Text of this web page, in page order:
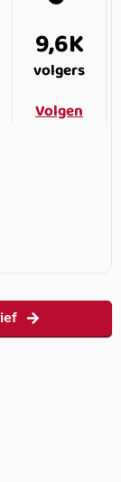
9,6K
volgers
Volgen